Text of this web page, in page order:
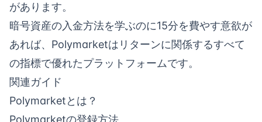
があります。
暗号資産の入金方法を学ぶのに15分を費やす意欲が
あれば、 Polymarketはリターンに関係するすべて
の指標で優れたプラットフォームです。
関連ガイド
Polymarketとは？
Polymarketの登録方法